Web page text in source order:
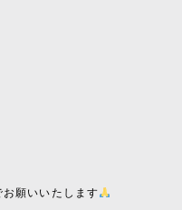
願いいたします